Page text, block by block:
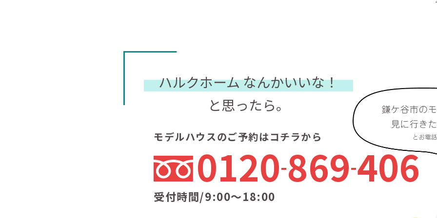
ハルクホームなんかいいな！
と思ったら。
モデルハウスのご予約はコチラから
0120869406
受付時間/9:00〜18:00